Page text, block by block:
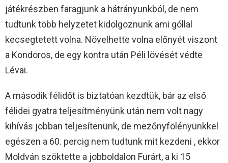
játékrészben faragjunk a hátrányunkból, de nem
tudtunk több helyzetet kidolgoznunk ami góllal
kecsegtetett volna. Növelhette volna előnyét viszont
a Kondoros, de egy kontra után Péli lövését védte
Lévai.
A második félidőt is biztatóan kezdtük, bár az első
félidei gyatra teljesítményünk után nem volt nagy
kihívás jobban teljesítenünk, de mezőnyfölényünkkel
egészen a 60. percig nem tudtunk mit kezdeni , ekkor
Moldván szöktette a jobboldalon Furárt, a ki 15